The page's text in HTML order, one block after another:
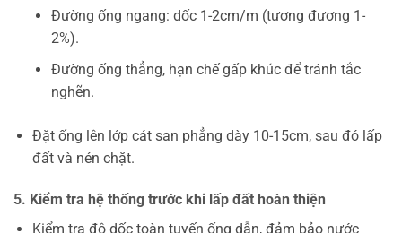
Đường ống ngang: dốc 1-2cm/m (tương đương 1-
2%).
Đường ống thẳng, hạn chế gấp khúc để tránh tắc
nghẽn.
Đặt ống lên lớp cát san phẳng dày 10-15cm, sau đó lấp
đất và nén chặt.
5. Kiểm tra hệ thống trước khi lấp đất hoàn thiện
Kiểm tra độ dốc toàn tuyến ống dẫn, đảm bảo nước